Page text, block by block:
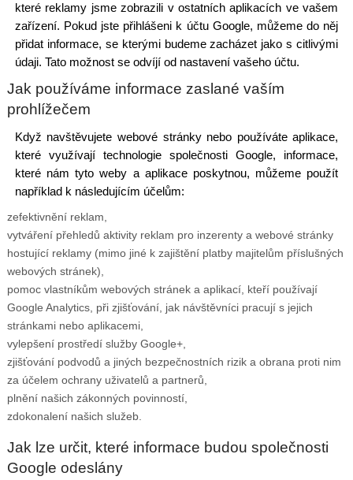
které reklamy jsme zobrazili v ostatních aplikacích ve vašem
zařízení. Pokud jste přihlášeni k účtu Google, můžeme do něj
přidat informace, se kterými budeme zacházet jako s citlivými
údaji. Tato možnost se odvíjí od nastavení vašeho účtu.
Jak používáme informace zaslané vaším
prohlížečem
Když navštěvujete webové stránky nebo používáte aplikace,
které využívají technologie společnosti Google, informace,
které nám tyto weby a aplikace poskytnou, můžeme použít
například k následujícím účelům:
zefektivnění reklam,
vytváření přehledů aktivity reklam pro inzerenty a webové stránky
hostující reklamy (mimo jiné k zajištění platby majitelům příslušných
webových stránek),
pomoc vlastníkům webových stránek a aplikací, kteří používají
Google Analytics, při zjišťování, jak návštěvníci pracují s jejich
stránkami nebo aplikacemi,
vylepšení prostředí služby Google+,
zjišťování podvodů a jiných bezpečnostních rizik a obrana proti nim
za účelem ochrany uživatelů a partnerů,
plnění našich zákonných povinností,
zdokonalení našich služeb.
Jak lze určit, které informace budou společnosti
Google odeslány